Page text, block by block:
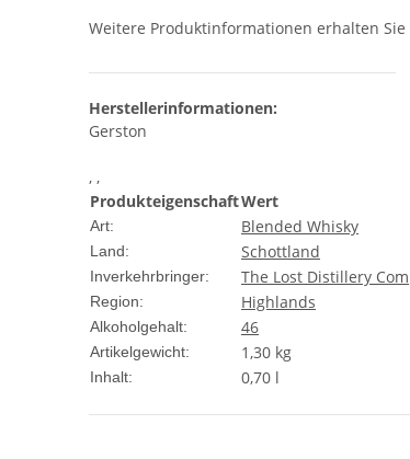
Weitere Produktinformationen erhalten
Herstellerinformationen:
Gerston
, ,
ProdukteigenschaftWert
Art: Blended Whisky
Land: Schottland
Inverkehrbringer: The Lost Distillery
Region: Highlands
Alkoholgehalt: 46
Artikelgewicht: 1,30 kg
Inhalt: 0,70 l